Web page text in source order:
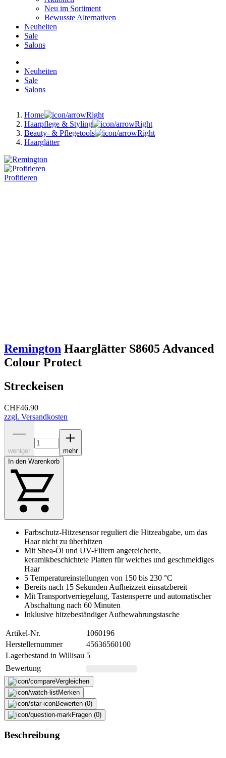
Neu im Sortiment
Bewusste Alternativen
Neuheiten
Sale
Salons
Neuheiten
Sale
Salons
Home
Haarpflege & Styling
Beauty- & Pflegetools
Haarglätter
Profitieren
Remington Haarglätter S8605 Advanced
Colour Protect
Streckeisen
CHF46.90
zzgl. Versandkosten
weniger
mehr
In den Warenkorb
Farbschutz-Hitzesensor reguliert die Hitzeabgabe, um das
Haar nicht zu überhitzen
Mit Shea-Öl und UV-Filtern angereicherte,
keramikbeschichtete Platten für weiches und geschmeidiges
Haar
5 Temperatureinstellungen von 150 bis 230 °C
Bereits nach 15 Sekunden Aufheizzeit einsatzbereit
Mit Transportverriegelung, Tastensperre und automatischer
Abschaltung nach 60 Minuten
Inklusive hitzebeständiger Aufbewahrungstasche
Artikel-Nr.
1060196
Herstellernummer
45636560100
Lagerbestand in Willisau 5
Bewertung
Vergleichen
Merken
Bewerten (0)
Fragen (0)
Beschreibung